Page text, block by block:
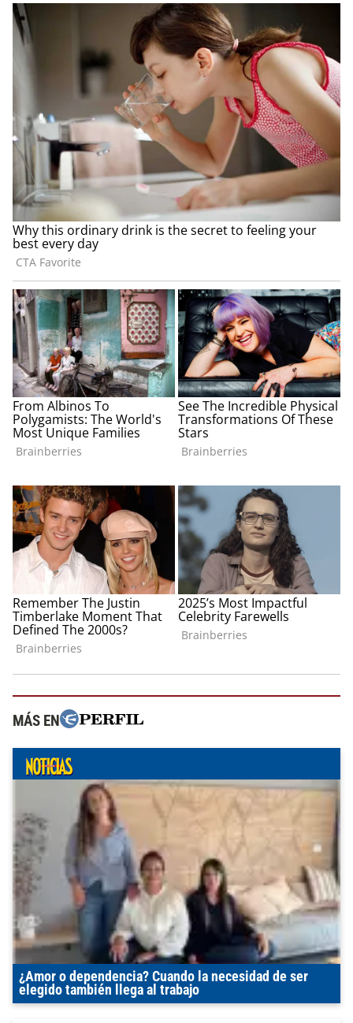
MÁS EN
¿Amor o dependencia? Cuando la necesidad de ser
elegido también llega al trabajo